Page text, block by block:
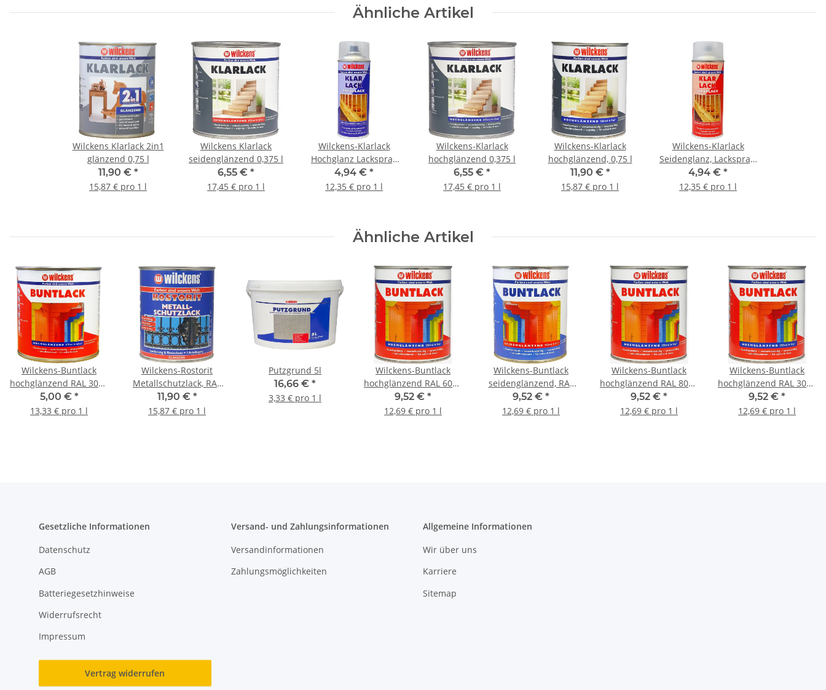
Ähnliche Artikel
Wilckens Klarlack 2in1
glänzend 0,75 l
11,90 € *
15,87 € pro 1 l
Wilckens Klarlack
seidenglänzend 0,375 l
6,55 € *
17,45 € pro 1 l
Wilckens-Klarlack
Hochglanz Lackspray
0,4 l
4,94 € *
12,35 € pro 1 l
Wilckens-Klarlack
hochglänzend 0,375 l
6,55 € *
17,45 € pro 1 l
Wilckens-Klarlack
hochglänzend, 0,75 l
11,90 € *
15,87 € pro 1 l
Wilckens-Klarlack
Seidenglanz, Lackspray,
0,4 l
4,94 € *
12,35 € pro 1 l
Ähnliche Artikel
Wilckens-Buntlack
hochglänzend RAL 3000
Feuerrot 0,375 l
5,00 € *
13,33 € pro 1 l
Wilckens-Rostorit
Metallschutzlack, RAL
7001, glänzend, 0,75 l
11,90 € *
15,87 € pro 1 l
Putzgrund 5l
16,66 € *
3,33 € pro 1 l
Wilckens-Buntlack
hochglänzend RAL 6005
Moosgrün 0,75 l
9,52 € *
12,69 € pro 1 l
Wilckens-Buntlack
seidenglänzend, RAL
9010, Reinweiß, 0,75 l
9,52 € *
12,69 € pro 1 l
Wilckens-Buntlack
hochglänzend RAL 8011
Nussbraun 0,75 l
9,52 € *
12,69 € pro 1 l
Wilckens-Buntlack
hochglänzend RAL 3000
Feuerrot 0,75 l
9,52 € *
12,69 € pro 1 l
Gesetzliche Informationen
Datenschutz
AGB
Batteriegesetzhinweise
Widerrufsrecht
Impressum
Vertrag widerrufen
Versand- und Zahlungsinformationen
Versandinformationen
Zahlungsmöglichkeiten
Allgemeine Informationen
Wir über uns
Karriere
Sitemap